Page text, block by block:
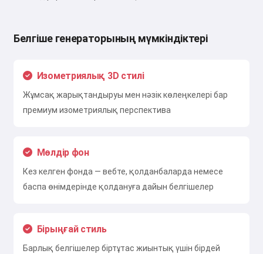
Белгіше генераторының мүмкіндіктері
Изометриялық 3D стилі
Жұмсақ жарықтандыруы мен нәзік көлеңкелері бар
премиум изометриялық перспектива
Мөлдір фон
Кез келген фонда — вебте, қолданбаларда немесе
баспа өнімдерінде қолдануға дайын белгішелер
Бірыңғай стиль
Барлық белгішелер біртұтас жиынтық үшін бірдей